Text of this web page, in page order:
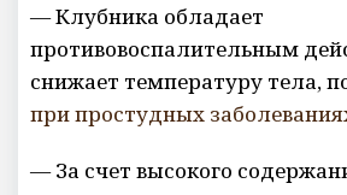
— Клубника обладает
противовоспалительным
снижает температуру тела,
при простудных
— За счет высокого